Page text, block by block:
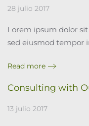
28 julio 2017
Lorem ipsum dolor
sed eiusmod tempor
Read more
Consulting with
13 julio 2017